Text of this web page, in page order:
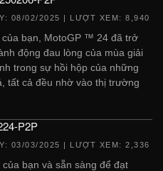
08/02/2025 | LƯỢT XEM: 8,940
của bạn, MotoGP ™ 24 đã trở
động đau lòng của mùa giải
trong sự hồi hộp của những
tất cả đều nhờ vào thị trường
P2P
03/03/2025 | LƯỢT XEM: 2,336
bạn và sẵn sàng để đạt